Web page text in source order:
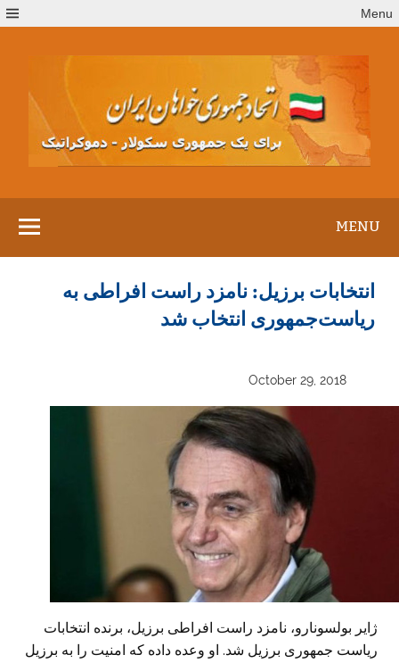
to
Menu
MENU
انتخابات برزیل: نامزد راست افراطی به
ریاست‌جمهوری انتخاب شد
October 29, 2018
ژایر بولسونارو، نامزد راست افراطی برزیل، برنده انتخابات
ریاست جمهوری برزیل شد. او وعده داده که امنیت را به برزیل